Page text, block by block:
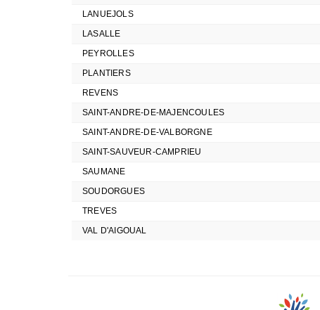
LANUEJOLS
LASALLE
PEYROLLES
PLANTIERS
REVENS
SAINT-ANDRE-DE-MAJENCOULES
SAINT-ANDRE-DE-VALBORGNE
SAINT-SAUVEUR-CAMPRIEU
SAUMANE
SOUDORGUES
TREVES
VAL D'AIGOUAL